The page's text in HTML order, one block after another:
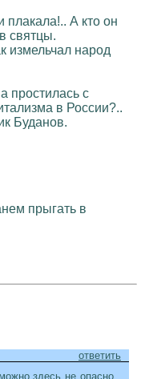
плакала!.. А кто он
святцы.
измельчал народ
простилась с
в России?..
Буданов.
прыгать в
ответить
не опасно.